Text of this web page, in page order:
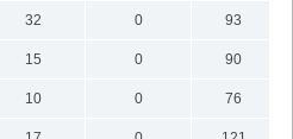
32 0
93
15 0
90
10 0
76